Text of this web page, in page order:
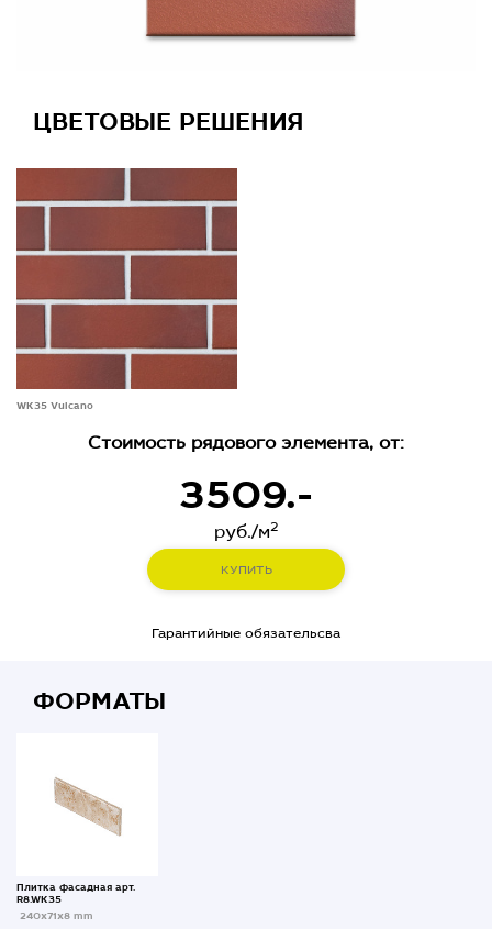
ЦВЕТОВЫЕ РЕШЕНИЯ
WK35 Vulcano
Стоимость рядового элемента, от:
3509.-
руб./м2
КУПИТЬ
Гарантийные обязательсва
ФОРМАТЫ
Плитка фасадная арт.
R8.WK35
240x71x8 mm